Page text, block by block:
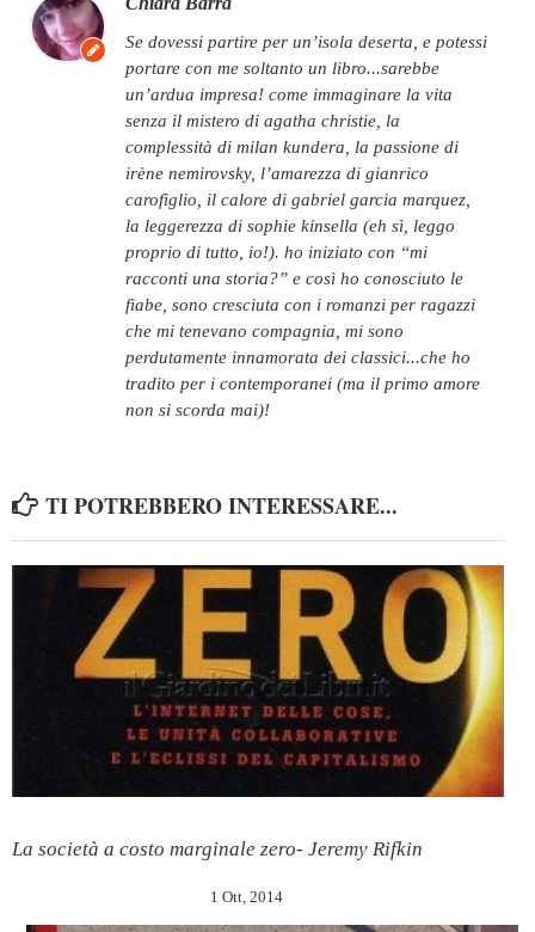
se dovessi partire per un’isola deserta, e potessi
portare con me soltanto un libro...sarebbe
un’ardua impresa! come immaginare la vita
senza il mistero di agatha christie, la
complessità di milan kundera, la passione di
irène nemirovsky, l’amarezza di gianrico
carofiglio, il calore di gabriel garcia marquez,
la leggerezza di sophie kinsella (eh sì, leggo
proprio di tutto, io!). ho iniziato con “mi
racconti una storia?” e così ho conosciuto le
fiabe, sono cresciuta con i romanzi per ragazzi
che mi tenevano compagnia, mi sono
perdutamente innamorata dei classici...che ho
tradito per i contemporanei (ma il primo amore
non si scorda mai)!
TI POTREBBERO INTERESSARE...
La società a costo marginale zero- Jeremy Rifkin
1 Ott, 2014